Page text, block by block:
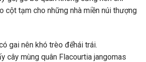
cột tạm cho những nhà miền núi thượng
gai nên khó trèo đểhái trái.
cây mùng quân Flacourtia jangomas